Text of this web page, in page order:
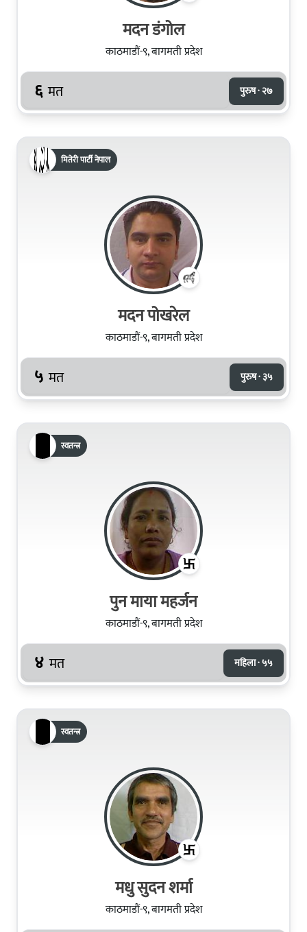
मदन डंगोल
काठमाडौं-९, बागमती प्रदेश
६ मत पुरुष · २७
मितेरी पार्टी नेपाल
मदन पोखरेल
काठमाडौं-९, बागमती प्रदेश
५ मत पुरुष · ३५
स्वतन्त्र
पुन माया महर्जन
काठमाडौं-९, बागमती प्रदेश
४ मत महिला · ५५
स्वतन्त्र
मधु सुदन शर्मा
काठमाडौं-९, बागमती प्रदेश